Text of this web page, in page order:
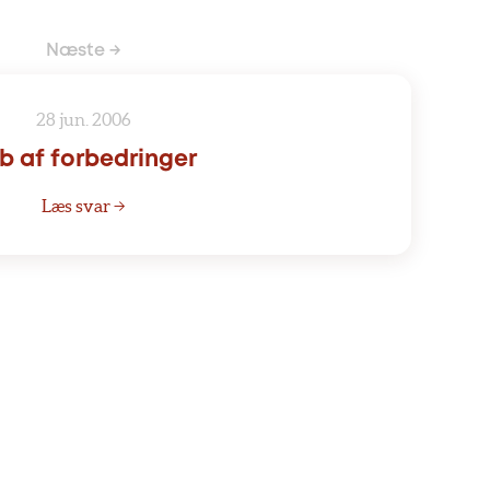
Næste →
28 jun. 2006
af forbedringer
Læs svar →